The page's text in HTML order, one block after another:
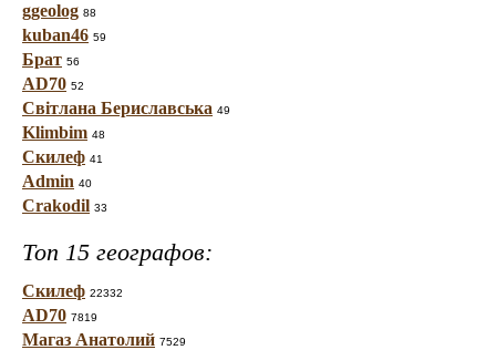
ggeolog 88
kuban46 59
Брат 56
AD70 52
Світлана Бериславська 49
Klimbim 48
Скилеф 41
Admin 40
Crakodil 33
Топ 15 географов:
Скилеф 22332
AD70 7819
Магаз Анатолий 7529